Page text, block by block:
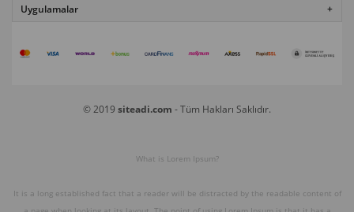
Uygulamalar
© 2019 siteadi.com - Tüm Hakları Saklıdır.
What is Lorem Ipsum?
It is a long established fact that a reader will be distracted by the readable content of